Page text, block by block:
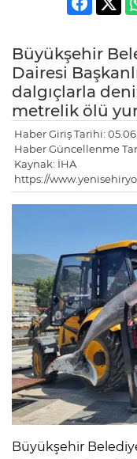
Büyükşehir
Dairesi
dalgıçlarla
metrelik ölü
Haber Giriş Tarihi:
Haber Güncellenme
Kaynak: İHA
https://
Büyükşehir